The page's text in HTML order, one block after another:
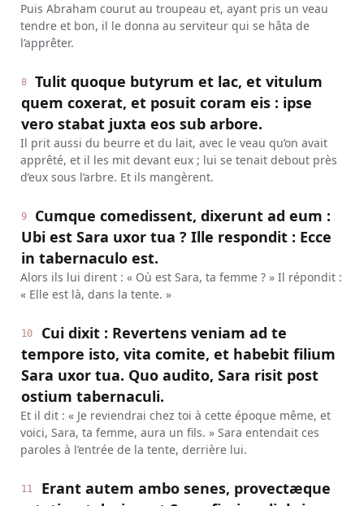
Puis Abraham courut au troupeau et, ayant pris un veau
tendre et bon, il le donna au serviteur qui se hâta de
l’apprêter.
8
Tulit quoque butyrum et lac, et vitulum
quem coxerat, et posuit coram eis : ipse
vero stabat juxta eos sub arbore.
Il prit aussi du beurre et du lait, avec le veau qu’on avait
apprêté, et il les mit devant eux ; lui se tenait debout près
d’eux sous l’arbre. Et ils mangèrent.
9
Cumque comedissent, dixerunt ad eum :
Ubi est Sara uxor tua ? Ille respondit : Ecce
in tabernaculo est.
Alors ils lui dirent : « Où est Sara, ta femme ? » Il répondit :
« Elle est là, dans la tente. »
10
Cui dixit : Revertens veniam ad te
tempore isto, vita comite, et habebit filium
Sara uxor tua. Quo audito, Sara risit post
ostium tabernaculi.
Et il dit : « Je reviendrai chez toi à cette époque même, et
voici, Sara, ta femme, aura un fils. » Sara entendait ces
paroles à l’entrée de la tente, derrière lui.
11
Erant autem ambo senes, provectæque